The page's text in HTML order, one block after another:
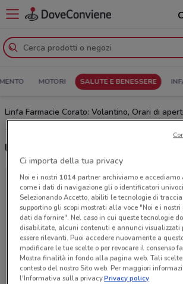
MOTORI SALUTE E BENESSERE
Linfa Farmacie Corato: Volantino, Orari di
Ultime offerte del volantino Linfa
Ci importa della tua privacy
Noi e i nostri 1014partner archiviamo e accediamo
come i dati di navigazione gli o identificatori
Selezionando Accetto, abiliti le tecnologie di
supportino gli scopi mostrati alla voce "Noi e i
dati da fornire". Nel caso in cui queste tecnologie
disabilitate, alcuni contenuti e annunci visualizzati
essere rilevanti. Puoi accedere nuovamente a
modificare le tue scelte o per revocare il consenso
Mostra finalità in fondo alla pagina web. Tali
contesto del nostro Sito web. Per maggiori
l'Informativa sulla privacy.Privacy policy